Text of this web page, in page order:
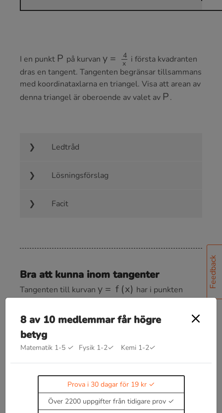
Feedback
I en punkt
P
på kurvan
x
i första kvadranten
dras en tangent. Tangenten begränsar tillsammans
med koordinataxlarna en triangel. Visa att arean av
denna triangel är oberoende av valet av
P
.
Ledtråd
Lösningsförslag
Facit
Bra att kunna inom tangenter
Tangenten till kurvan
y=f (x)
har i punkten
P(a,f(a)) f′(a)
Tangentens ekvation
y−f(a)=
ktangent⋅k n rmal=−1
8 av 10 medlemmar får högre
betyg
Matematik 1-5 ✓ Fysik 1-2✓ Kemi 1-2✓
Prova i 30 dagar för 19 kr
Över 2200 uppgifter från tidigare prov